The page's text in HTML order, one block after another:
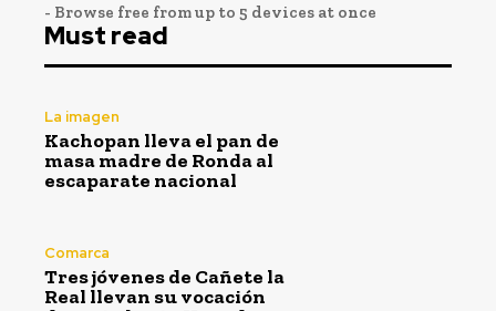
- Browse free from up to 5 devices at once
Must read
La imagen
Kachopan lleva el pan de
masa madre de Ronda al
escaparate nacional
Comarca
Tres jóvenes de Cañete la
Real llevan su vocación